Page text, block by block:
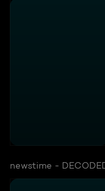
newstime -